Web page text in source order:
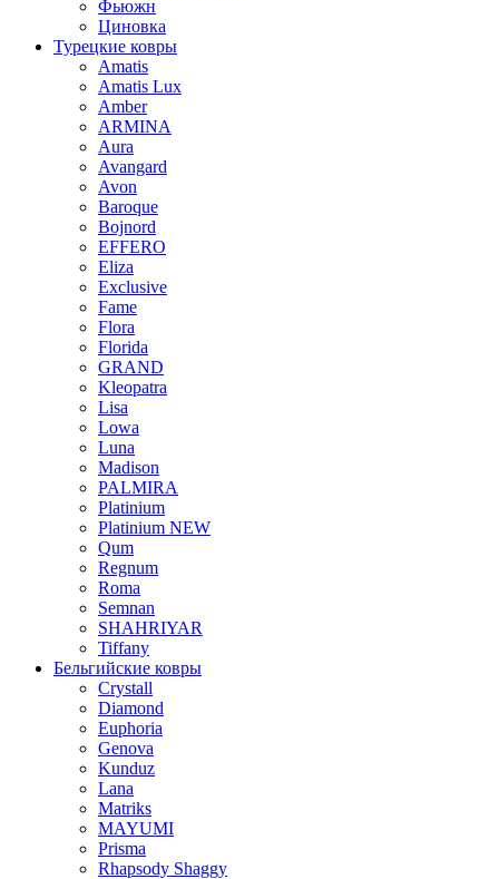
Фьюжн
Циновка
Турецкие ковры
Amatis
Amatis Lux
Amber
ARMINA
Aura
Avangard
Avon
Baroque
Bojnord
EFFERO
Eliza
Exclusive
Fame
Flora
Florida
GRAND
Kleopatra
Lisa
Lowa
Luna
Madison
PALMIRA
Platinium
Platinium NEW
Qum
Regnum
Roma
Semnan
SHAHRIYAR
Tiffany
Бельгийские ковры
Crystall
Diamond
Euphoria
Genova
Kunduz
Lana
Matriks
MAYUMI
Prisma
Rhapsody Shaggy